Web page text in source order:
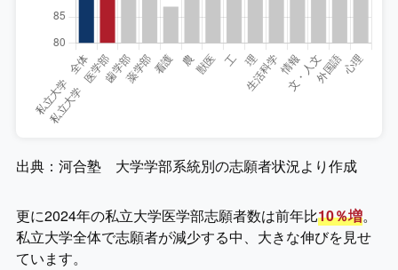
出典：河合塾 大学学部系統別の志願者状況より作成
更に2024年の私立大学医学部志願者数は前年比10％増。
私立大学全体で志願者が減少する中、大きな伸びを見せ
ています。